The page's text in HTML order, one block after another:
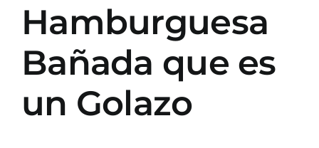
Hamburguesa
Bañada que es
un Golazo